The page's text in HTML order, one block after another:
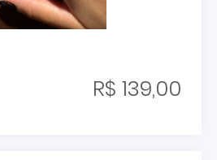
R$ 139,00